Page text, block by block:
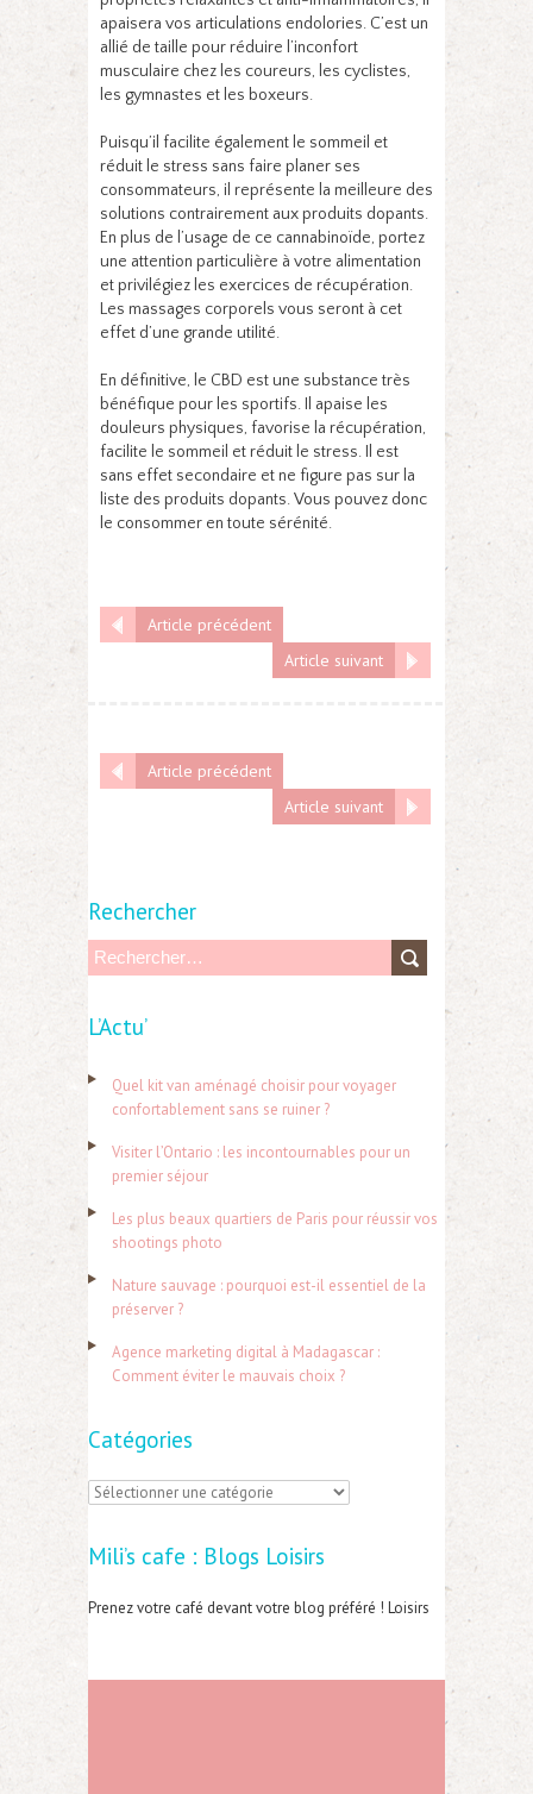
apaisera vos articulations endolories. C’est un
allié de taille pour réduire l’inconfort
musculaire chez les coureurs, les cyclistes,
les gymnastes et les boxeurs.
Puisqu’il facilite également le sommeil et
réduit le stress sans faire planer ses
consommateurs, il représente la meilleure des
solutions contrairement aux produits dopants.
En plus de l’usage de ce cannabinoïde, portez
une attention particulière à votre alimentation
et privilégiez les exercices de récupération.
Les massages corporels vous seront à cet
effet d’une grande utilité.
En définitive, le CBD est une substance très
bénéfique pour les sportifs. Il apaise les
douleurs physiques, favorise la récupération,
facilite le sommeil et réduit le stress. Il est
sans effet secondaire et ne figure pas sur la
liste des produits dopants. Vous pouvez donc
le consommer en toute sérénité.
Article précédent
Article suivant
Article précédent
Article suivant
Rechercher
h
r
:
L’Actu’
Quel kit van aménagé choisir pour voyager
confortablement sans se ruiner ?
Visiter l’Ontario : les incontournables pour un
premier séjour
Les plus beaux quartiers de Paris pour réussir vos
shootings photo
Nature sauvage : pourquoi est-il essentiel de la
préserver ?
Agence marketing digital à Madagascar :
Comment éviter le mauvais choix ?
Catégories
C
t
é
o
Mili’s cafe : Blogs Loisirs
Prenez votre café devant votre blog préféré ! Loisirs